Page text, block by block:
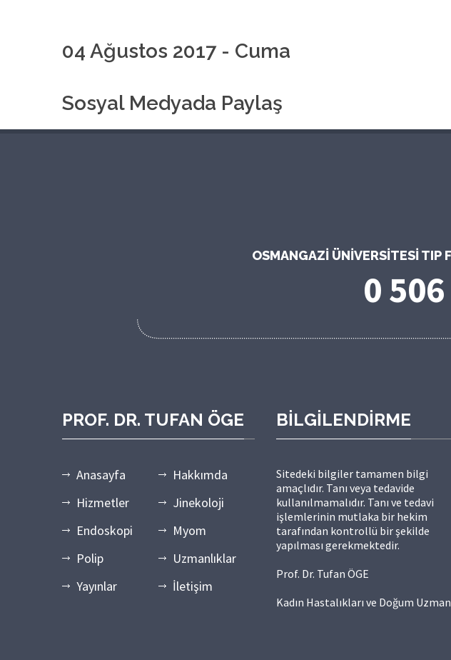
04 Ağustos 2017 - Cuma
Sosyal Medyada Paylaş
OSMANGAZI ÜNIVERSITESI TIP
0
PROF. DR. TUFAN ÖGE
Anasayfa
Hakkımda
Hizmetler
Jinekoloji
Endoskopi
Myom
Polip
Uzmanlıklar
Yayınlar
İletişim
BİLGİLENDİRME
Sitedeki bilgiler tamamen bilgi
amaçlıdır. Tanı veya tedavide
kullanılmamalıdır. Tanı ve tedavi
işlemlerinin mutlaka bir hekim
tarafından kontrollü bir şekilde
yapılması gerekmektedir.
Prof. Dr. Tufan ÖGE
Kadın Hastalıkları ve Doğum